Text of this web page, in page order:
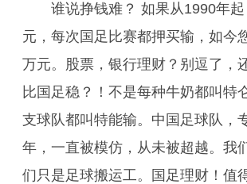
谁说挣钱难？ 如果从1990年
元，每次国足比赛都押买输，如今
万元。股票，银行理财？别逗了，
比国足稳？！不是每种牛奶都叫特
支球队都叫特能输。中国足球队，
年，一直被模仿，从未被超越。我
们只是足球搬运工。国足理财！值